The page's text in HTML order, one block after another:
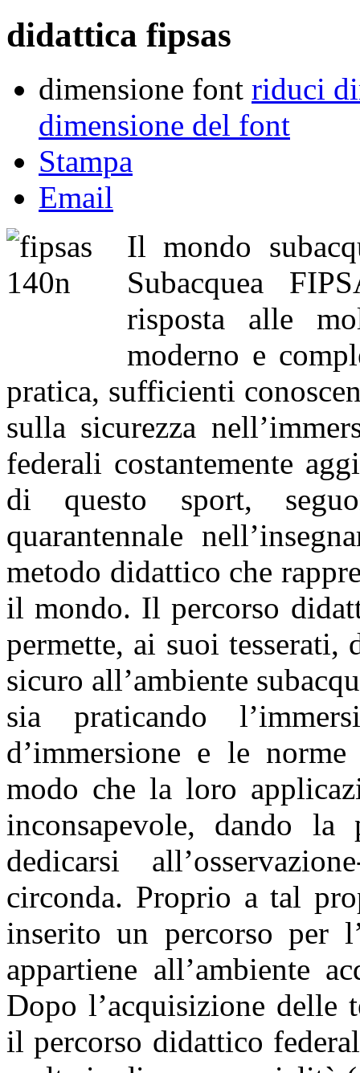
didattica fipsas
dimensione font riduci
dimensione del font
Stampa
Email
Il mondo
Subacquea
risposta alle
moderno e
pratica, sufficienti
sulla sicurezza
federali costantemente
di questo sport,
quarantennale
metodo didattico che
il mondo. Il percorso
permette, ai suoi
sicuro all’ambiente
sia praticando
d’immersione e le
modo che la loro
inconsapevole, dando
dedicarsi
circonda. Proprio a tal
inserito un percorso per
appartiene all’ambiente
Dopo l’acquisizione delle
il percorso didattico